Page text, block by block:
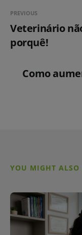
PREVIOUS
Veterinário
porquê!
Como
YOU MIGHT ALSO